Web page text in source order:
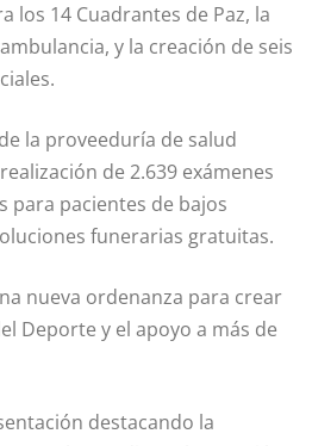
los 14 Cuadrantes de Paz, la
y la creación de seis
la proveeduría de salud
de 2.639 exámenes
para pacientes de bajos
funerarias gratuitas.
nueva ordenanza para crear
Deporte y el apoyo a más de
destacando la